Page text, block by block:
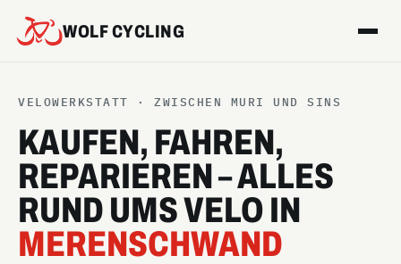
WOLF CYCLING
VELOWERKSTATT · ZWISCHEN MURI UND SINS
KAUFEN, FAHREN,
REPARIEREN – ALLES
RUND UMS VELO IN
MERENSCHWAND